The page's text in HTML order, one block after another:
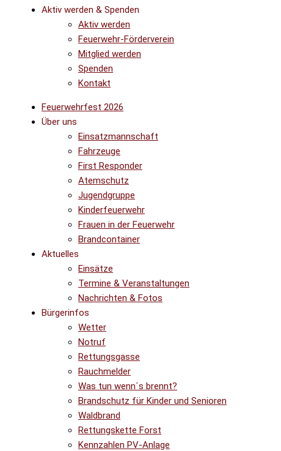
Aktiv werden & Spenden
Aktiv werden
Feuerwehr-Förderverein
Mitglied werden
Spenden
Kontakt
Feuerwehrfest 2026
Über uns
Einsatzmannschaft
Fahrzeuge
First Responder
Atemschutz
Jugendgruppe
Kinderfeuerwehr
Frauen in der Feuerwehr
Brandcontainer
Aktuelles
Einsätze
Termine & Veranstaltungen
Nachrichten & Fotos
Bürgerinfos
Wetter
Notruf
Rettungsgasse
Rauchmelder
Was tun wenn´s brennt?
Brandschutz für Kinder und Senioren
Waldbrand
Rettungskette Forst
Kennzahlen PV-Anlage